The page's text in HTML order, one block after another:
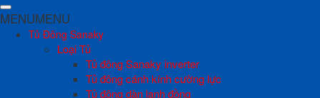
MENUMENU
Tủ Đông Sanaky
Loại Tủ
Tủ đông Sanaky inverter
Tủ đông cánh kính cường lực
Tủ đông dàn lạnh đồng